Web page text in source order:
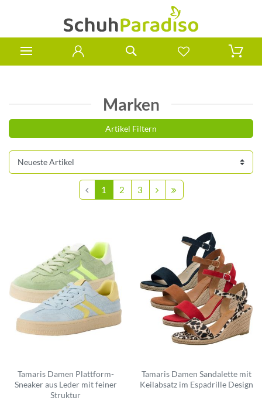
Marken
Artikel Filtern
1 2 3
Tamaris Damen Plattform-
Sneaker aus Leder mit feiner
Struktur
Tamaris Damen Sandalette mit
Keilabsatz im Espadrille Design